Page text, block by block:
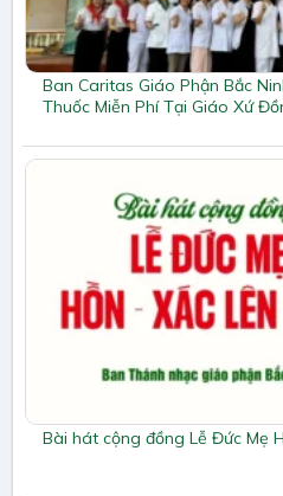
Ban Caritas Giáo Phận Bắc
Thuốc Miễn Phí Tại Giáo Xứ
Bài hát cộng đồng Lễ Đức Mẹ